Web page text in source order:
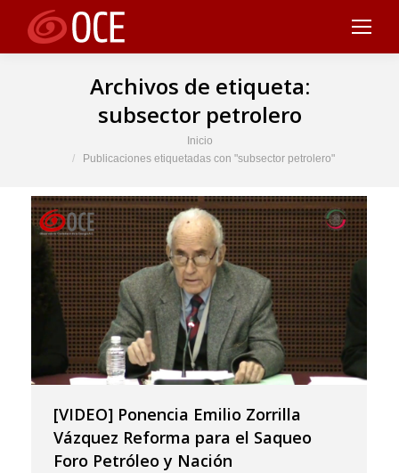
Archivos de etiqueta:
subsector petrolero
Inicio
Publicaciones etiquetadas con "subsector petrolero"
[VIDEO] Ponencia Emilio Zorrilla
Vázquez Reforma para el Saqueo
Foro Petróleo y Nación